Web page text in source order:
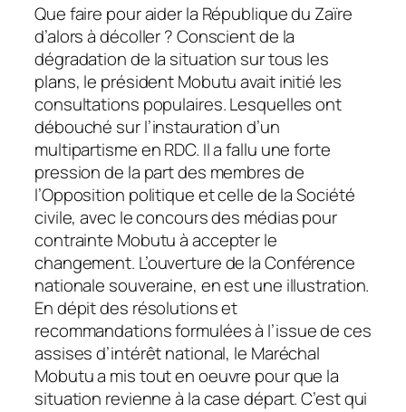
Que faire pour aider la République du Zaïre
d’alors à décoller ? Conscient de la
dégradation de la situation sur tous les
plans, le président Mobutu avait initié les
consultations populaires. Lesquelles ont
débouché sur l’instauration d’un
multipartisme en RDC. Il a fallu une forte
pression de la part des membres de
l’Opposition politique et celle de la Société
civile, avec le concours des médias pour
contrainte Mobutu à accepter le
changement. L’ouverture de la Conférence
nationale souveraine, en est une illustration.
En dépit des résolutions et
recommandations formulées à l’issue de ces
assises d’intérêt national, le Maréchal
Mobutu a mis tout en oeuvre pour que la
situation revienne à la case départ. C’est qui